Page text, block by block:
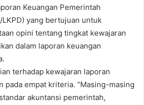
Keuangan Pemerintah
LKPD) yang bertujuan untuk
opini tentang tingkat kewajaran
dalam laporan keuangan
terhadap kewajaran laporan
pada empat kriteria. “Masing-masing
akuntansi pemerintah,